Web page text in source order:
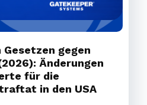
gegen
Änderungen
für die
in den USA